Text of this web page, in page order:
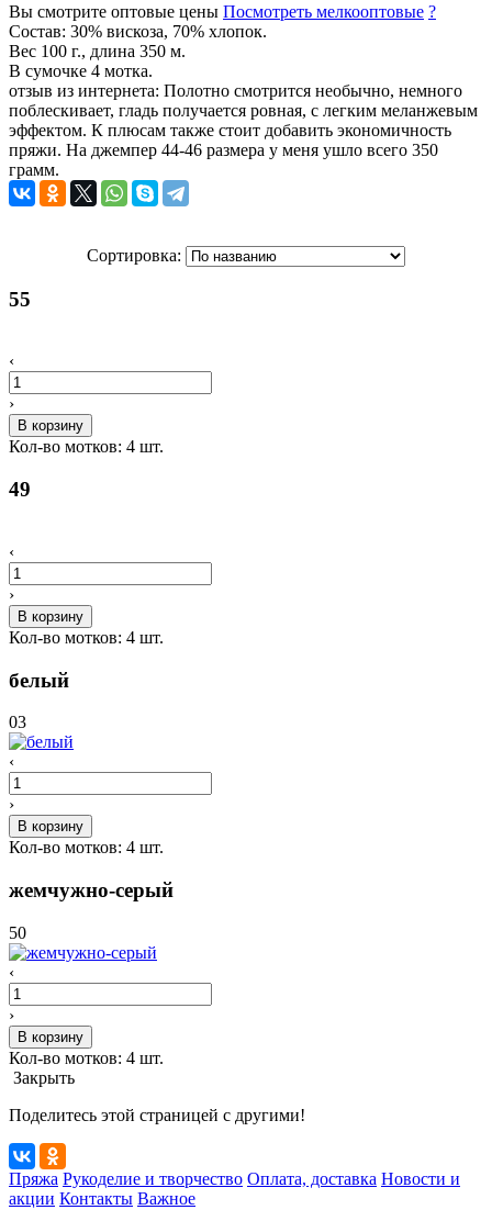
Вы смотрите оптовые цены Посмотреть мелкооптовые ?
Состав: 30% вискоза, 70% хлопок.
Вес 100 г., длина 350 м.
В сумочке 4 мотка.
отзыв из интернета: Полотно смотрится необычно, немного
поблескивает, гладь получается ровная, с легким меланжевым
эффектом. К плюсам также стоит добавить экономичность
пряжи. На джемпер 44-46 размера у меня ушло всего 350
грамм.
Сортировка:
55
‹
›
В корзину
Кол-во мотков: 4 шт.
49
‹
›
В корзину
Кол-во мотков: 4 шт.
белый
03
‹
›
В корзину
Кол-во мотков: 4 шт.
жемчужно-серый
50
‹
›
В корзину
Кол-во мотков: 4 шт.
Закрыть
Поделитесь этой страницей с другими!
Пряжа Рукоделие и творчество Оплата, доставка Новости и
акции Контакты Важное